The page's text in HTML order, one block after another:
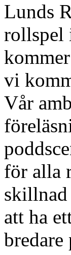
Lunds
rollspel
vi
Vår
för alla
att ha